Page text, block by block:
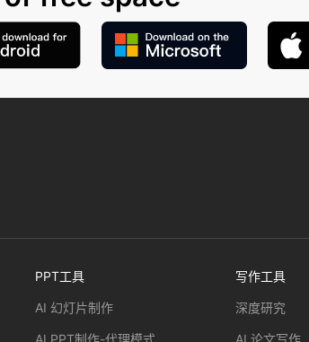
PPT工具
AI 幻灯片制作
AI PPT制作-代理模式
写作工具
深度研究
AI 论文写作